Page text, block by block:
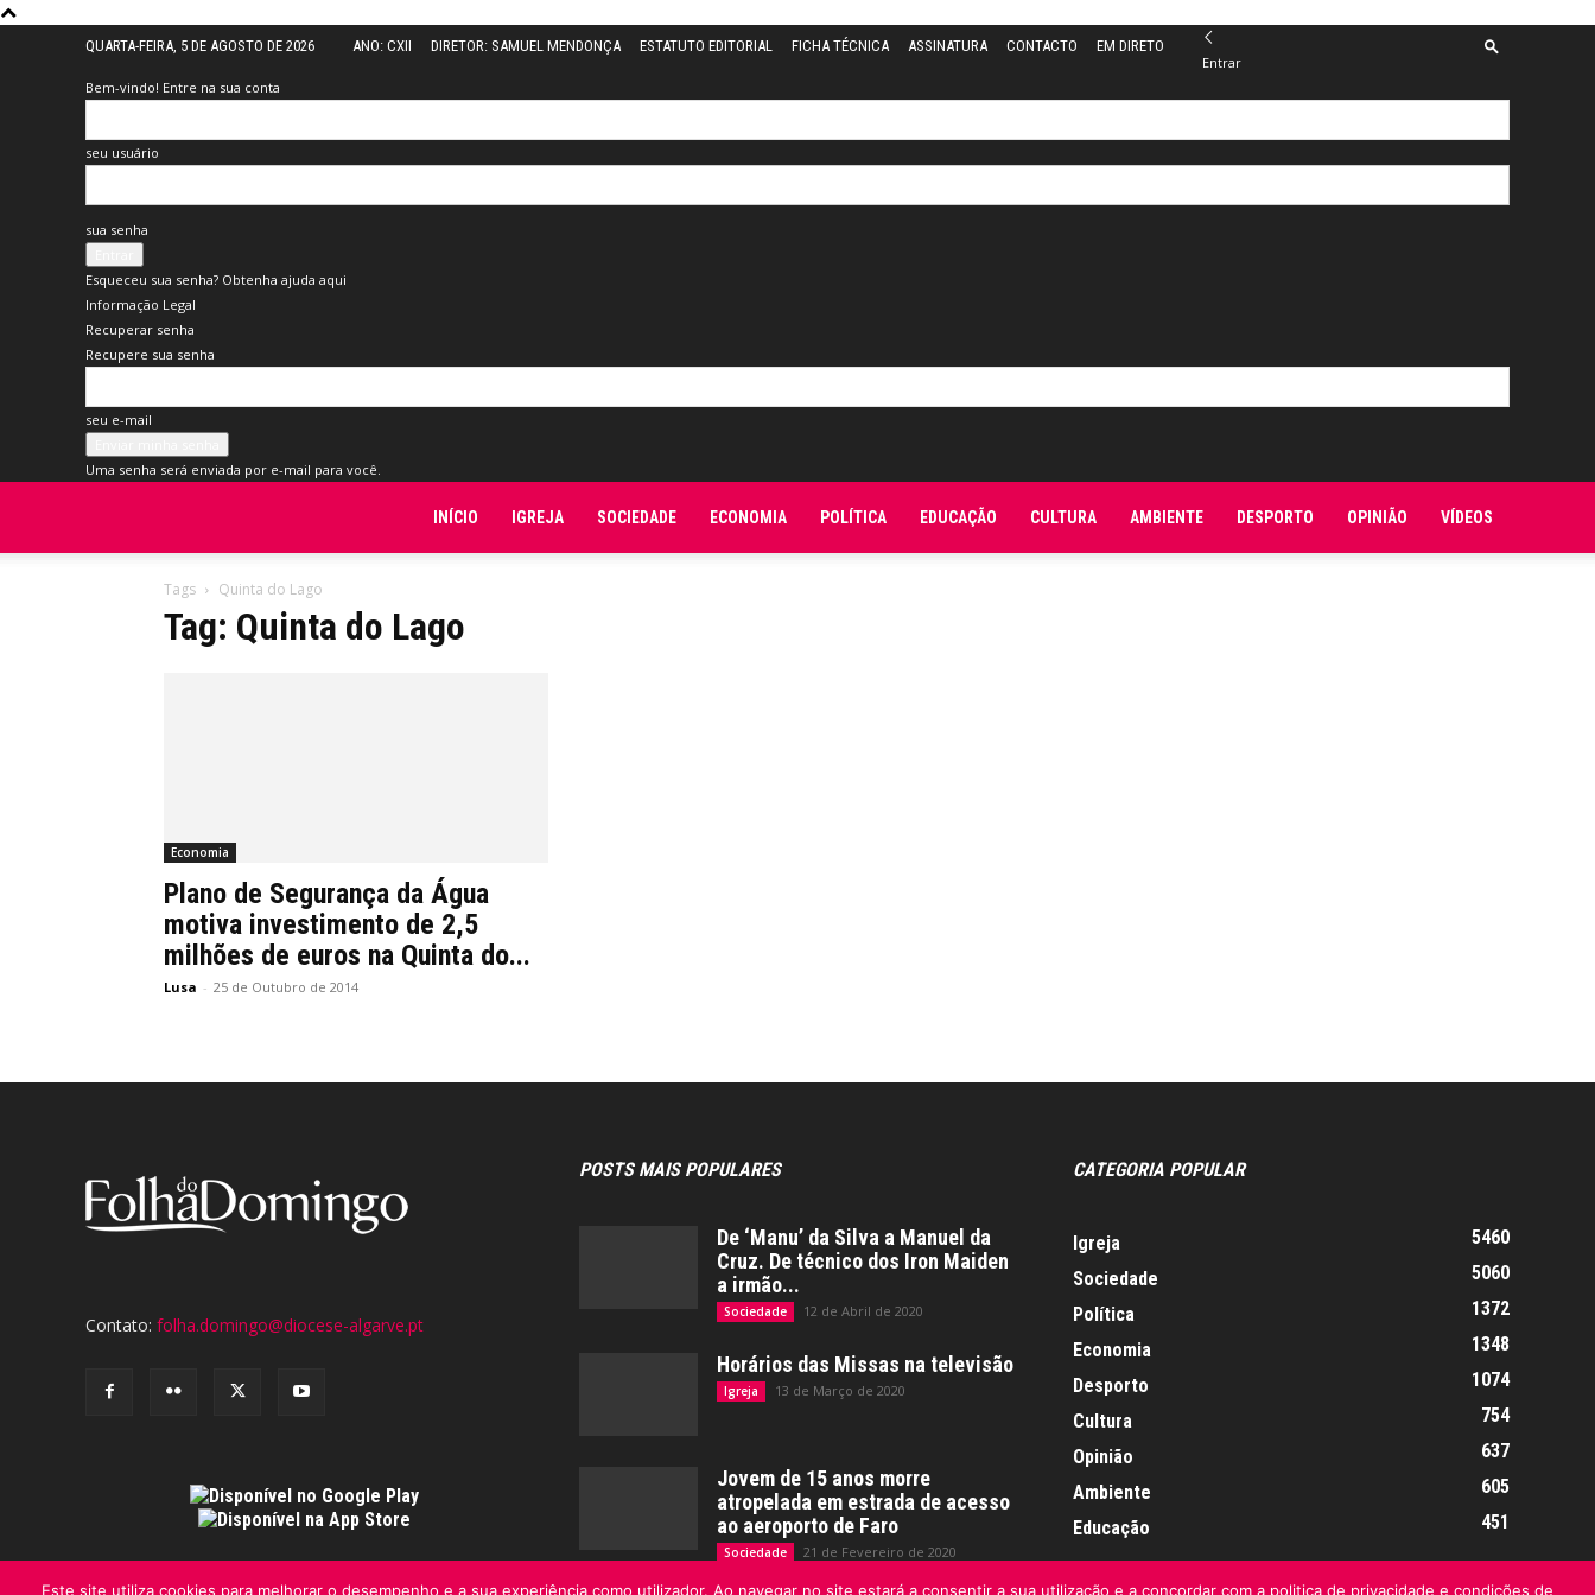
QUARTA-FEIRA, 5 DE AGOSTO DE 2026 ANO: CXII DIRETOR: SAMUEL MENDONÇA ESTATUTO EDITORIAL FICHA TÉCNICA ASSINATURA CONTACTO
EM DIRETO
Entrar
Bem-vindo! Entre na sua conta
seu usuário
sua senha
Esqueceu sua senha? Obtenha ajuda aqui
Informação Legal
Recuperar senha
Recupere sua senha
seu e-mail
Uma senha será enviada por e-mail para você.
INÍCIO IGREJA SOCIEDADE ECONOMIA POLÍTICA EDUCAÇÃO CULTURA AMBIENTE DESPORTO OPINIÃO VÍDEOS
Tags Quinta do Lago
Tag: Quinta do Lago
Economia
Plano de Segurança da Água
motiva investimento de 2,5
milhões de euros na Quinta do...
Lusa - 25 de Outubro de 2014
Contato: folha.domingo@diocese-algarve.pt
POSTS MAIS POPULARES
De ‘Manu’ da Silva a Manuel da
Cruz. De técnico dos Iron Maiden
a irmão...
Sociedade 12 de Abril de 2020
Horários das Missas na televisão
Igreja 13 de Março de 2020
Jovem de 15 anos morre
atropelada em estrada de acesso
ao aeroporto de Faro
Sociedade 21 de Fevereiro de 2020
CATEGORIA POPULAR
Igreja
5460
Sociedade
5060
Política
1372
Economia
1348
Desporto
1074
Cultura
754
Opinião
637
Ambiente
605
Educação
451
Este site utiliza cookies para melhorar o desempenho e a sua experiência como utilizador. Ao navegar no site estará a consentir a sua utilização e a concordar com a politica de privacidade e condições de